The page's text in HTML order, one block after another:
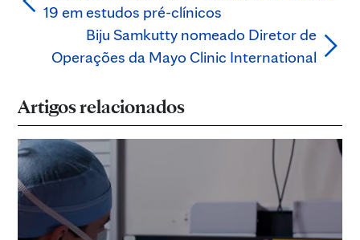
19 em estudos pré-clínicos
Biju Samkutty nomeado Diretor de
Operações da Mayo Clinic International
Artigos relacionados